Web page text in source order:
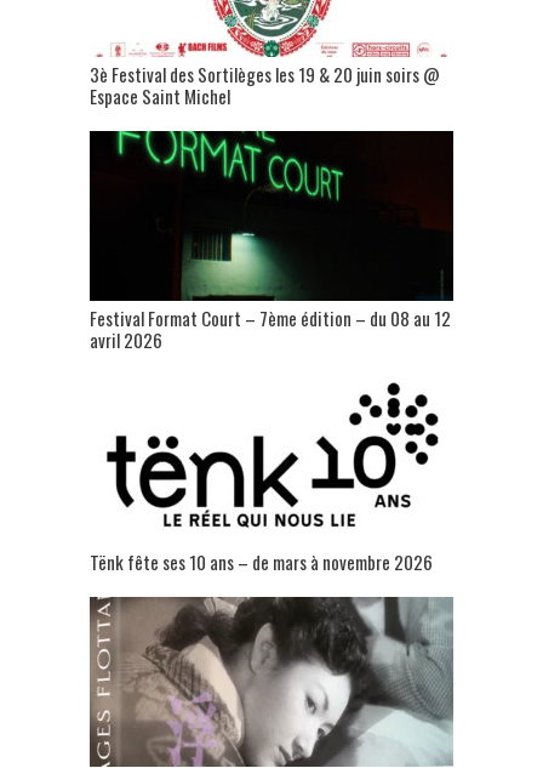
3è Festival des Sortilèges les 19 & 20 juin soirs @
Espace Saint Michel
Festival Format Court – 7ème édition – du 08 au 12
avril 2026
Tënk fête ses 10 ans – de mars à novembre 2026